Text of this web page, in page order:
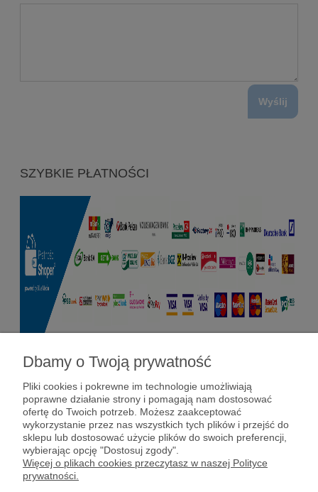
Wyślij
SZYBKIE PŁATNOŚCI
Pomoc
Dostawy i płatności
Moje konto
Dbamy o Twoją prywatność
Pliki cookies i pokrewne im technologie umożliwiają
poprawne działanie strony i pomagają nam dostosować
ofertę do Twoich potrzeb. Możesz zaakceptować
wykorzystanie przez nas wszystkich tych plików i przejść do
sklepu lub dostosować użycie plików do swoich preferencji,
wybierając opcję "Dostosuj zgody".
Więcej o plikach cookies przeczytasz w naszej Polityce
prywatności.